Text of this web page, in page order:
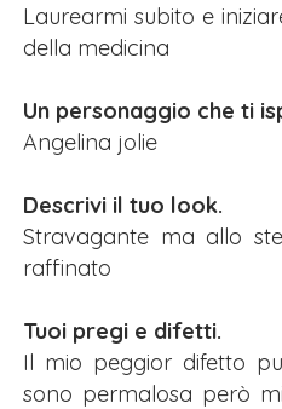
Laurearmi subito e
della medicina
Un personaggio che ti
Angelina jolie
Descrivi il tuo look.
Stravagante ma allo
raffinato
Tuoi pregi e difetti.
Il mio peggior difetto
sono permalosa però